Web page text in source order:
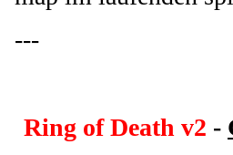
---
Ring of Death v2 -